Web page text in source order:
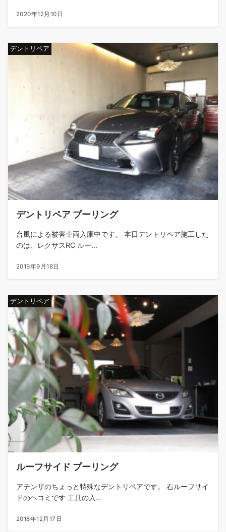
2020年12月10日
デントリペア
デントリペア プーリング
台風による被害車両入庫中です。 本日デントリペア施工した
のは、レクサスRC ルー...
2019年9月18日
デントリペア
ルーフサイド プーリング
アテンザのちょっと特殊なデントリペアです。 右ルーフサイ
ドのヘコミです 工具の入...
2018年12月17日